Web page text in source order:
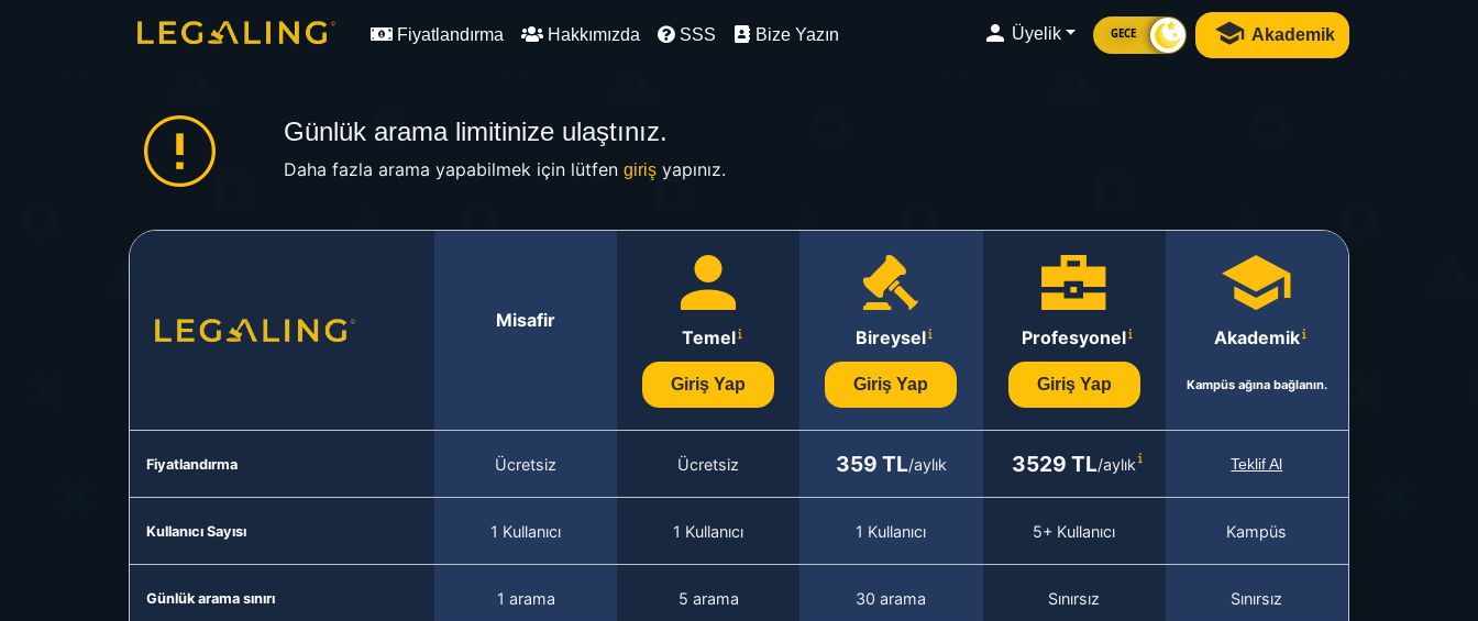
Fiyatlandırma Hakkımızda SSS Bize Yazın Üyelik GECE Akademik
Günlük arama limitinize ulaştınız.
Daha fazla arama yapabilmek için lütfen girişyapınız.
Misafir
Temel
Giriş Yap
Bireysel
Giriş Yap
Profesyonel
Giriş Yap
Akademik
Kampüs ağına bağlanın.
Fiyatlandırma Ücretsiz Ücretsiz 359 TL/aylık 3529 TL/aylık Teklif Al
Kullanıcı Sayısı 1 Kullanıcı 1 Kullanıcı 1 Kullanıcı 5+ Kullanıcı Kampüs
Günlük arama sınırı 1 arama 5 arama 30 arama Sınırsız Sınırsız